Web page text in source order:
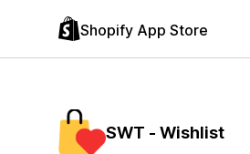
Shopify App Store
SWT ‑ Wishlist